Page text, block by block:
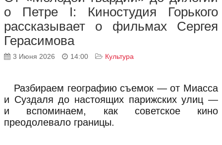
о Петре I: Киностудия Горького
рассказывает о фильмах Сергея
Герасимова
3 Июня 2026 14:00 Культура
Разбираем географию съемок — от Миасса
и Суздаля до настоящих парижских улиц —
и вспоминаем, как советское кино
преодолевало границы.